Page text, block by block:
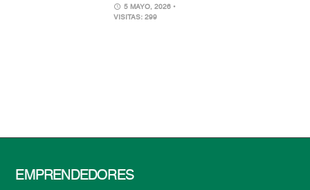
5 MAYO, 2026 •
VISITAS: 299
EMPRENDEDORES